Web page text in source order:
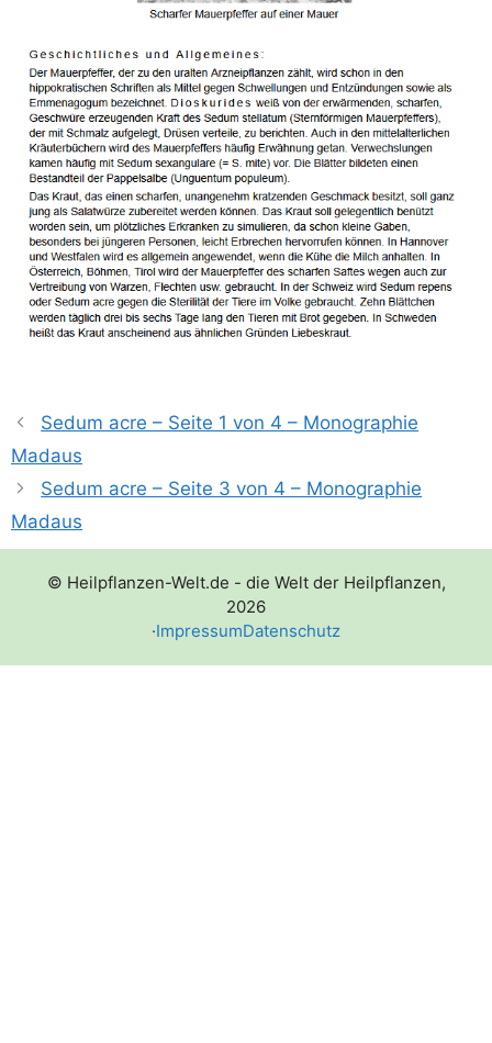
Sedum acre – Seite 1 von 4 – Monographie
Madaus
Sedum acre – Seite 3 von 4 – Monographie
Madaus
© Heilpflanzen-Welt.de - die Welt der Heilpflanzen,
2026
·ImpressumDatenschutz